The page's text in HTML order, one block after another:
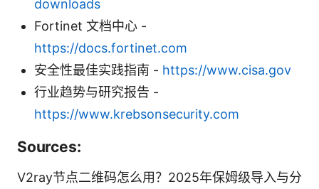
downloads
Fortinet 文档中心 -
https://docs.fortinet.com
安全性最佳实践指南 - https://www.cisa.gov
行业趋势与研究报告 -
https://www.krebsonsecurity.com
Sources:
V2ray节点二维码怎么用？2025年保姆级导入与分